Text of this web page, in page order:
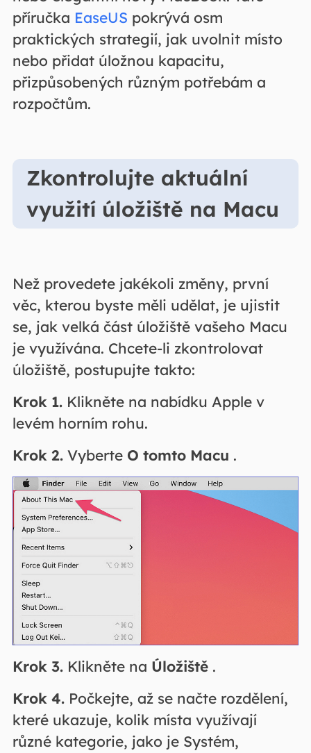
příručka EaseUS pokrývá osm
praktických strategií, jak uvolnit místo
nebo přidat úložnou kapacitu,
přizpůsobených různým potřebám a
rozpočtům.
Zkontrolujte aktuální
využití úložiště na Macu
Než provedete jakékoli změny, první
věc, kterou byste měli udělat, je ujistit
se, jak velká část úložiště vašeho Macu
je využívána. Chcete-li zkontrolovat
úložiště, postupujte takto:
Krok 1.Klikněte na nabídku Apple v
levém horním rohu.
Krok 2.Vyberte O tomto Macu .
Krok 3.Klikněte na Úložiště.
Krok 4.Počkejte, až se načte rozdělení,
které ukazuje, kolik místa využívají
různé kategorie, jako je Systém,